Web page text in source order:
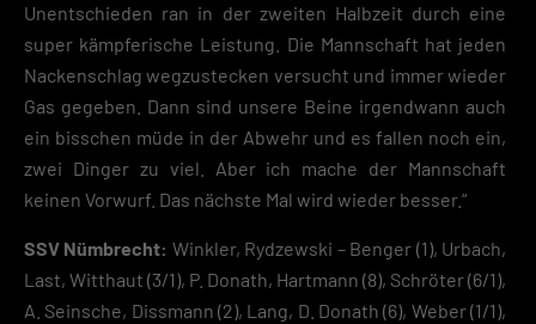
Unentschieden ran in der zweiten Halbzeit durch eine
super kämpferische Leistung. Die Mannschaft hat jeden
Nackenschlag wegzustecken versucht und immer wieder
Gas gegeben. Dann sind unsere Beine irgendwann auch
ein bisschen müde in der Abwehr und es fallen noch ein,
zwei Dinger zu viel. Aber ich mache der Mannschaft
keinen Vorwurf. Das nächste Mal wird wieder besser.“
SSV Nümbrecht: Winkler, Rydzewski – Benger (1), Urbach,
Last, Witthaut (3/1), P. Donath, Hartmann (8), Schröter (6/1),
A. Seinsche, Dissmann (2), Lang, D. Donath (6), Weber (1/1),